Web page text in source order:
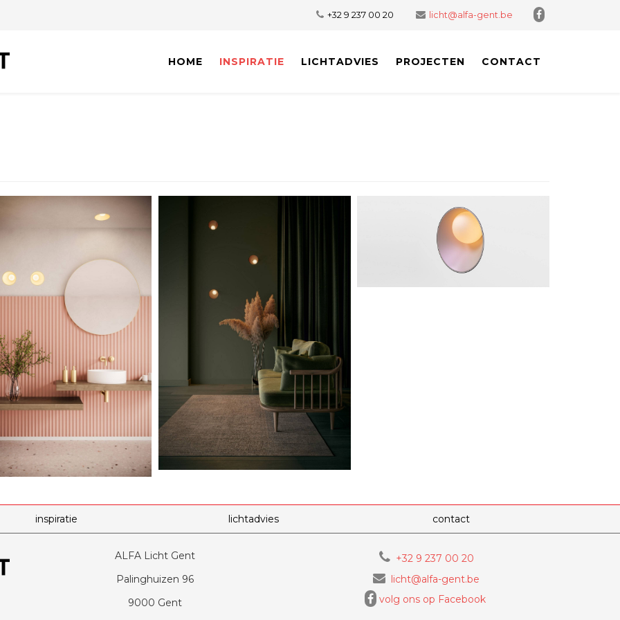
+32 9 237 00 20 licht@alfa-gent.be
HOME INSPIRATIE LICHTADVIES PROJECTEN CONTACT
inspiratie lichtadvies contact
ALFA Licht Gent
Palinghuizen 96
9000 Gent
+32 9 237 00 20
licht@alfa-gent.be
volg ons op Facebook